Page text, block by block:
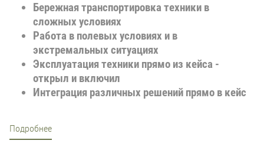
Бережная транспортировка техники в
сложных условиях
Работа в полевых условиях и в
экстремальных ситуациях
Эксплуатация техники прямо из кейса -
открыл и включил
Интеграция различных решений прямо в кейс
Подробнее